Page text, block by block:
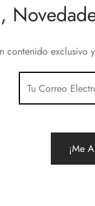
exclusivo